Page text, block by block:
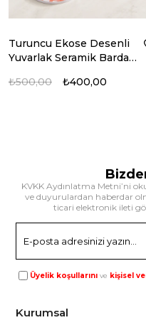
Turuncu Ekose Desenli
Yuvarlak Seramik Bardak
₺400,00
₺500,00
KVKK Aydınlatma Metni’ni
ve duyurulardan haberdar
ticari elektronik ileti
Üyelik koşullarını ve kişisel
Kurumsal